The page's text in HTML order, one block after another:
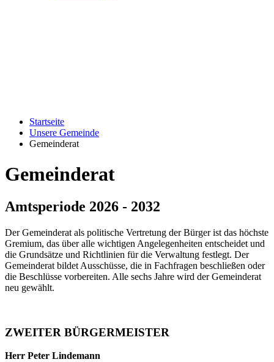
Startseite
Unsere Gemeinde
Gemeinderat
Gemeinderat
Amtsperiode 2026 - 2032
Der Gemeinderat als politische Vertretung der Bürger ist das höchste
Gremium, das über alle wichtigen Angelegenheiten entscheidet und
die Grundsätze und Richtlinien für die Verwaltung festlegt. Der
Gemeinderat bildet Ausschüsse, die in Fachfragen beschließen oder
die Beschlüsse vorbereiten. Alle sechs Jahre wird der Gemeinderat
neu gewählt.
ZWEITER BÜRGERMEISTER
Herr Peter Lindemann